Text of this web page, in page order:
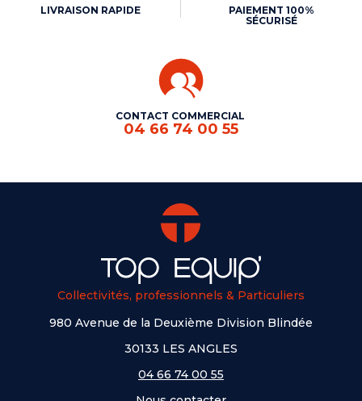
LIVRAISON RAPIDE
PAIEMENT 100%
SÉCURISÉ
CONTACT COMMERCIAL
04 66 74 00 55
Collectivités, professionnels & Particuliers
980 Avenue de la Deuxième Division Blindée
30133 LES ANGLES
04 66 74 00 55